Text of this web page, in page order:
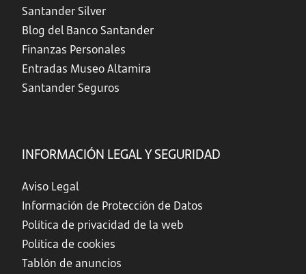
Santander Silver
Blog del Banco Santander
Finanzas Personales
Entradas Museo Altamira
Santander Seguros
INFORMACIÓN LEGAL Y SEGURIDAD
Aviso Legal
Información de Protección de Datos
Política de privacidad de la web
Política de cookies
Tablón de anuncios